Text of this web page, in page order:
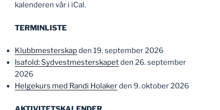
kalenderen vår i iCal.
TERMINLISTE
Klubbmesterskapden 19. september 2026
Isafold: Sydvestmesterskapetden 26. september
2026
Helgekurs med Randi Holakerden 9. oktober 2026